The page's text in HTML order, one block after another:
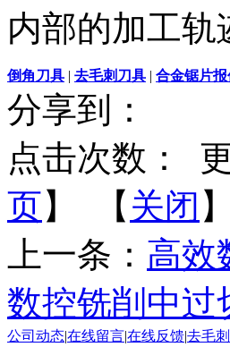
内部的加工轨
倒角刀具 | 去毛刺刀具 | 合金锯片报
分享到：
点击次数：
页】 【 关闭 】
上一条： 高效
数控铣削中过
公司动态|在线留言|在线反馈|去毛